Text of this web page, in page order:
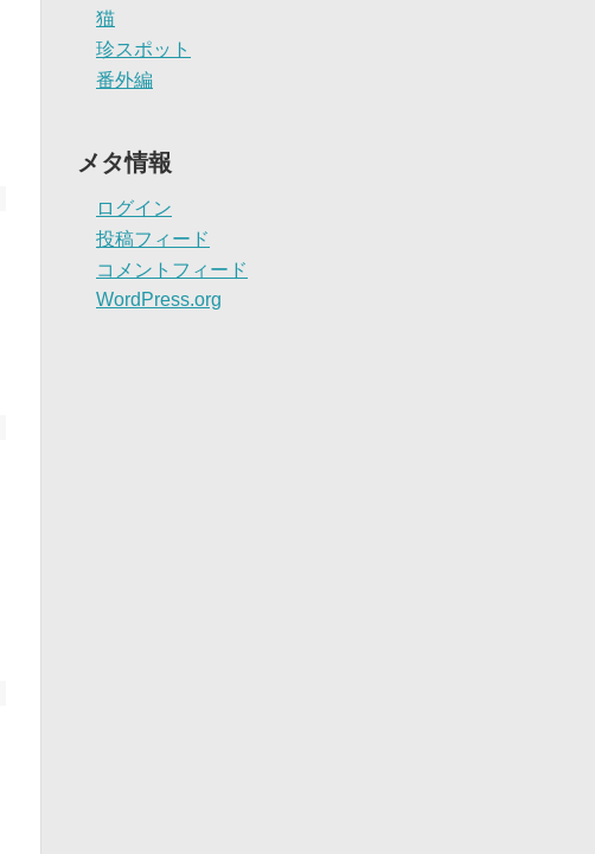
猫
珍スポット
番外編
メタ情報
ログイン
投稿フィード
コメントフィード
WordPress.org